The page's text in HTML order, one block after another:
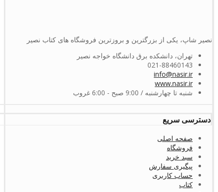
نصیر شاپ، یکی از بزرگترین و بروزترین فروشگاه های کتاب نصیر
تهران، دانشکده برق دانشگاه خواجه نصیر
021-88460143
info@nasir.ir
www.nasir.ir
شنبه تا چهارشنبه / 9:00 صبح - 6:00 غروب
دسترسی سریع
صفحه اصلی
فروشگاه
سبد خرید
پیگیری سفارش
حساب کاربری
کتاب